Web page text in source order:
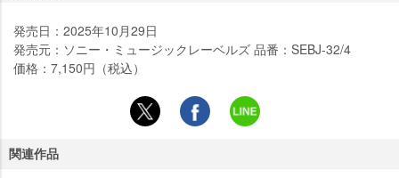
発売日：2025年10月29日
発売元：ソニー・ミュージックレーベルズ 品番：SEBJ-32/4
価格：7,150円（税込）
関連作品